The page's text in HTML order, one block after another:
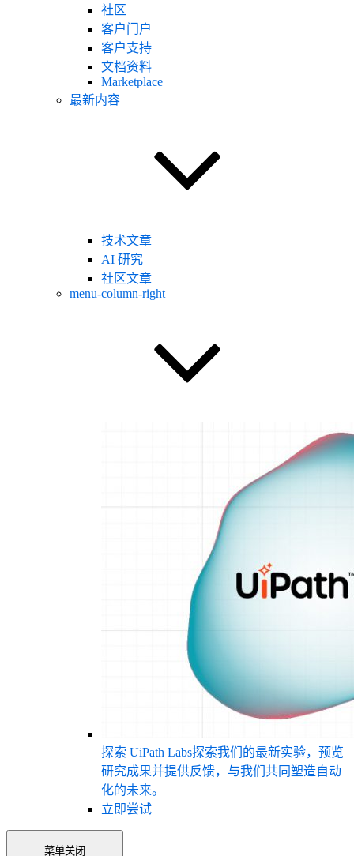
社区
客户门户
客户支持
文档资料
Marketplace
最新内容
技术文章
AI 研究
社区文章
menu-column-right
探索 UiPath Labs探索我们的最新实验，预览
研究成果并提供反馈，与我们共同塑造自动
化的未来。
立即尝试
菜单关闭